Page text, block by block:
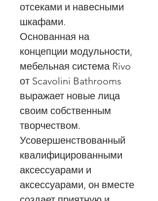
отсеками и навесными
шкафами.
Основанная на
концепции модульности,
мебельная система Rivo
от Scavolini Bathrooms
выражает новые лица
своим собственным
творчеством.
Усовершенствованный
квалифицированными
аксессуарами и
аксессуарами, он вместе